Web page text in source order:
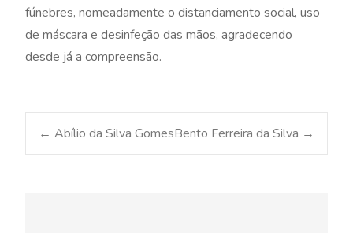
fúnebres, nomeadamente o distanciamento social, uso
de máscara e desinfeção das mãos, agradecendo
desde já a compreensão.
Post
← Abílio da Silva GomesBento Ferreira da Silva →